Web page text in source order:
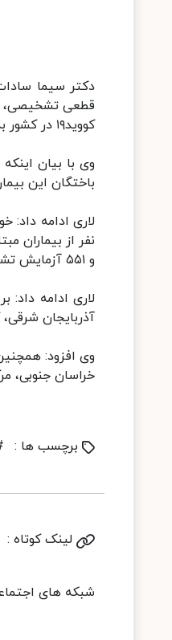
کووید۱۹ در کشور به ۴۱۳ هزار و ۱۴۹ نفر رسید.
باختگان این بیماری به ۲۳ هزار و
و ۵۵۱ آزمایش تشخیص کووید۱۹ در کشور انجام شده است.
لاری ادامه داد:
آذربایجان
وی افزود: همچنین
خراسان جنوبی،
برچسب ها :
لینک کوتاه :
شبکه های